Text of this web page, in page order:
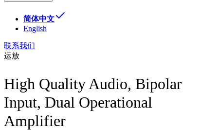
简体中文
English
联系我们
运放
High Quality Audio, Bipolar
Input, Dual Operational
Amplifier